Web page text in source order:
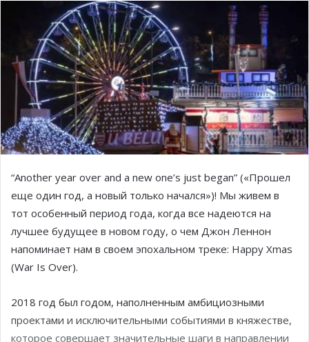
“Another year over and a new one’s just began” («Прошел
еще один год, а новый только начался»)! Мы живем в
тот особенный период года, когда все надеются на
лучшее будущее в новом году, о чем Джон Леннон
напоминает нам в своем эпохальном треке: Happy Xmas
(War Is Over).
2018 год был годом, наполненным амбициозными
проектами и исключительными событиями в княжестве,
которое совершает значительные шаги в направлении